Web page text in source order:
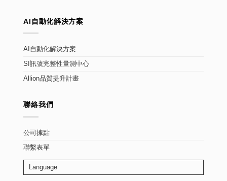
AI自動化解決方案
AI自動化解決方案
SI訊號完整性量測中心
Allion品質提升計畫
聯絡我們
公司據點
聯繫表單
Language